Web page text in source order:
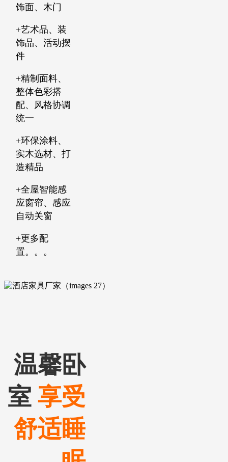
饰面、木门
+艺术品、装
饰品、活动摆
件
+精制面料、
整体色彩搭
配、风格协调
统一
+环保涂料、
实木选材、打
造精品
+全屋智能感
应窗帘、感应
自动关窗
+更多配
置。。。
温馨卧
室 享受
舒适睡